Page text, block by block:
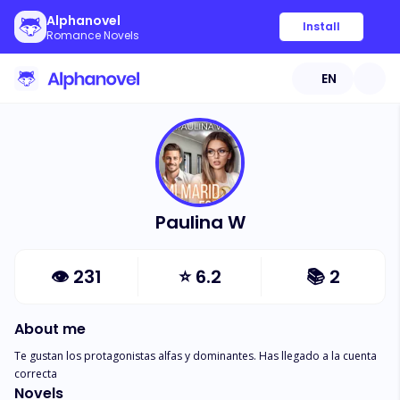
Alphanovel
Romance Novels
Install
EN
Paulina W
👁 231 ⭐6.2 📚 2
About me
Te gustan los protagonistas alfas y dominantes. Has llegado a la cuenta
correcta
Novels